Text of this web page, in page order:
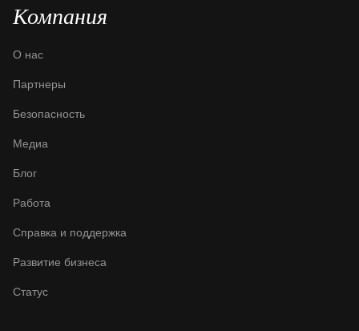
Компания
О нас
Партнеры
Безопасность
Медиа
Блог
Работа
Справка и поддержка
Развитие бизнеса
Статус